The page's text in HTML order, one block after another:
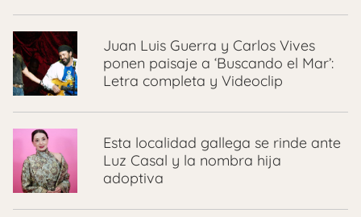
Juan Luis Guerra y Carlos Vives
ponen paisaje a ‘Buscando el Mar’:
Letra completa y Videoclip
Esta localidad gallega se rinde ante
Luz Casal y la nombra hija
adoptiva